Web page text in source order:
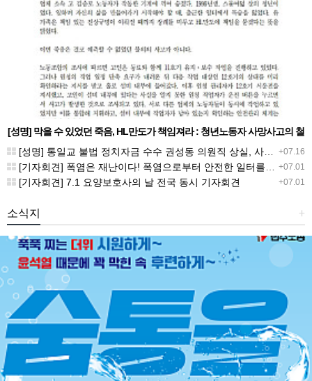
[성명] 막을 수 있었던 죽음, HL만도가 책임져라 : 청년노동자 사망사고의 철
저한 진상규명과 재발방지 대책 마련하라
+07.16
[성명] 통일교 불법 정치자금 수수 권성동 의원직 상실, 사필귀정이다
+07.01
[기자회견] 폭염은 재난이다! 폭염으로부터 안전한 일터를 위한 민주노총 강원지역본부 폭염감시단 선포 기자회견
+07.01
[기자회견] 7.1 요양보호사의 날 전국 동시 기자회견
+
소식지